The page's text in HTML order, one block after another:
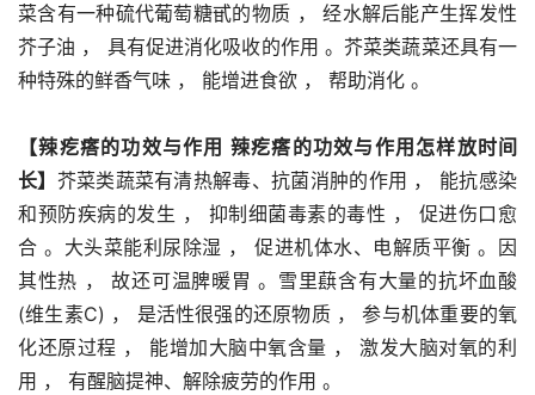
菜含有一种硫代葡萄糖甙的物质 ， 经水解后能产生挥发性
芥子油 ， 具有促进消化吸收的作用 。芥菜类蔬菜还具有一
种特殊的鲜香气味 ， 能增进食欲 ， 帮助消化 。
【辣疙瘩的功效与作用 辣疙瘩的功效与作用怎样放时间
长】 芥菜类蔬菜有清热解毒、抗菌消肿的作用 ， 能抗感染
和预防疾病的发生 ， 抑制细菌毒素的毒性 ， 促进伤口愈
合 。大头菜能利尿除湿 ， 促进机体水、电解质平衡 。因
其性热 ， 故还可温脾暖胃 。雪里蕻含有大量的抗坏血酸
(维生素C) ， 是活性很强的还原物质 ， 参与机体重要的氧
化还原过程 ， 能增加大脑中氧含量 ， 激发大脑对氧的利
用 ， 有醒脑提神、解除疲劳的作用 。